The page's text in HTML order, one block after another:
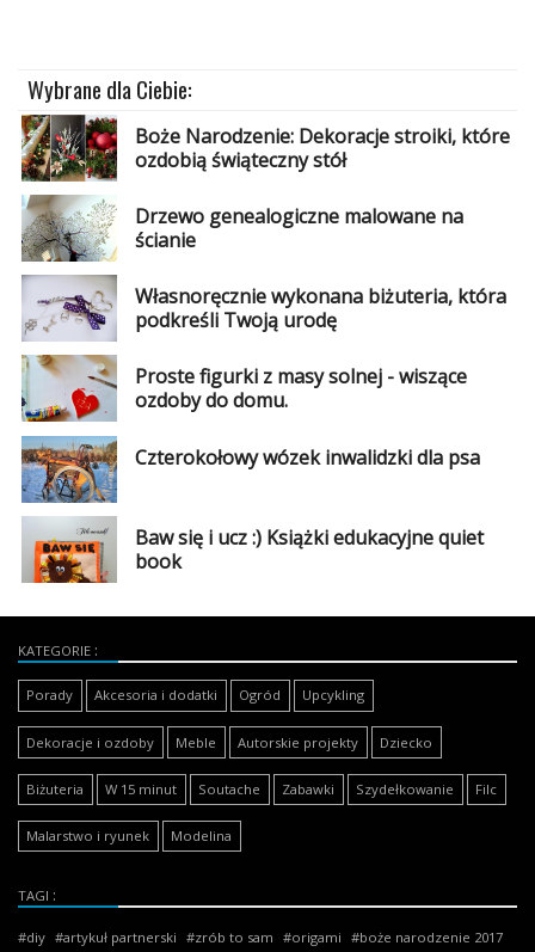
Dodaj
Dodaj
artykuł
Dodaj
galerię
Wybrane dla Ciebie:
Boże Narodzenie: Dekoracje stroiki, które
ozdobią świąteczny stół
Drzewo genealogiczne malowane na
ścianie
Własnoręcznie wykonana biżuteria, która
podkreśli Twoją urodę
Proste figurki z masy solnej - wiszące
ozdoby do domu.
Czterokołowy wózek inwalidzki dla psa
Baw się i ucz :) Książki edukacyjne quiet
book
KATEGORIE
Porady Akcesoria i dodatki Ogród Upcykling
Dekoracje i ozdoby Meble Autorskie projekty Dziecko
Biżuteria W 15 minut Soutache Zabawki Szydełkowanie Filc
Malarstwo i ryunek Modelina
TAGI
diy artykuł partnerski zrób to sam origami boże narodzenie 2017